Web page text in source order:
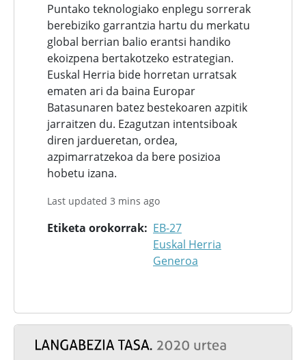
Puntako teknologiako enplegu sorrerak
berebiziko garrantzia hartu du merkatu
global berrian balio erantsi handiko
ekoizpena bertakotzeko estrategian.
Euskal Herria bide horretan urratsak
ematen ari da baina Europar
Batasunaren batez bestekoaren azpitik
jarraitzen du. Ezagutzan intentsiboak
diren jardueretan, ordea,
azpimarratzekoa da bere posizioa
hobetu izana.
Last updated 3 mins ago
Etiketa orokorrak
EB-27
Euskal Herria
Generoa